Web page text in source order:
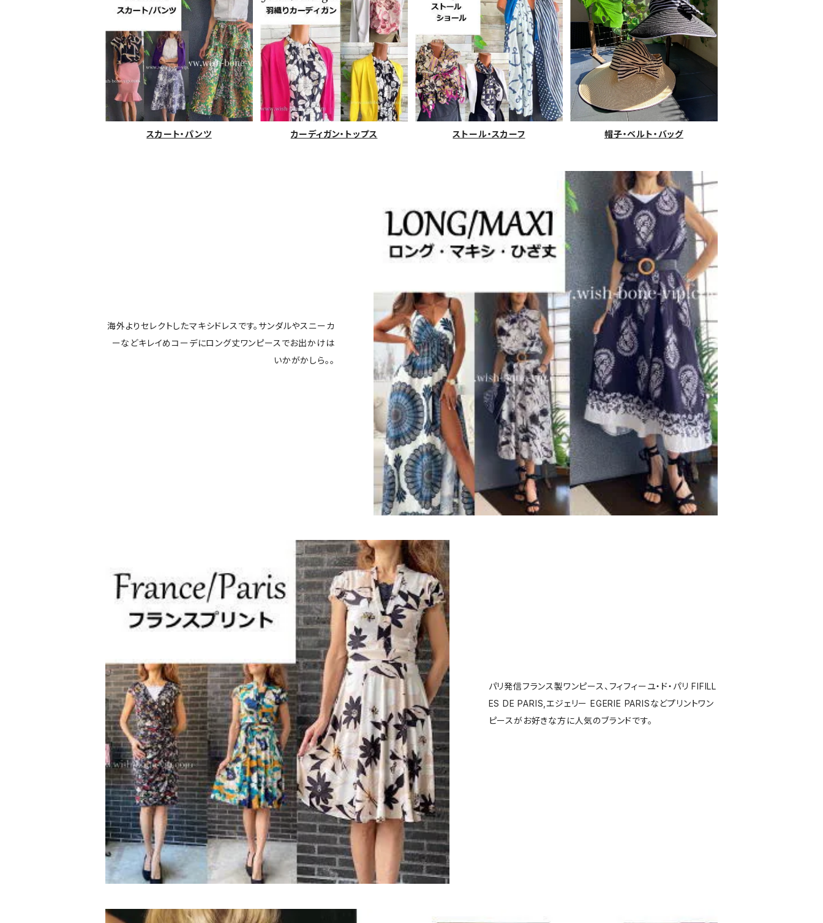
スカート・パンツ カーディガン・トップス ストール・スカーフ 帽子・ベルト・バッグ
海外よりセレクトしたマキシドレスです。サンダルやスニーカ
ーなどキレイめコーデにロング丈ワンピースでお出かけは
いかがかしら。。
パリ発信フランス製ワンピース、フィフィーユ・ド・パリ FIFILL
ES DE PARIS,エジェリー EGERIE PARISなどプリントワン
ピースがお好きな方に人気のブランドです。